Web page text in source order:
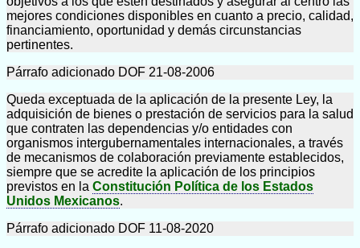
mejores condiciones disponibles en cuanto a precio, calidad,
financiamiento, oportunidad y demás circunstancias
pertinentes.
Párrafo adicionado DOF 21-08-2006
Queda exceptuada de la aplicación de la presente Ley, la
adquisición de bienes o prestación de servicios para la salud
que contraten las dependencias y/o entidades con
organismos intergubernamentales internacionales, a través
de mecanismos de colaboración previamente establecidos,
siempre que se acredite la aplicación de los principios
previstos en la Constitución Política de los Estados
Unidos Mexicanos.
Párrafo adicionado DOF 11-08-2020